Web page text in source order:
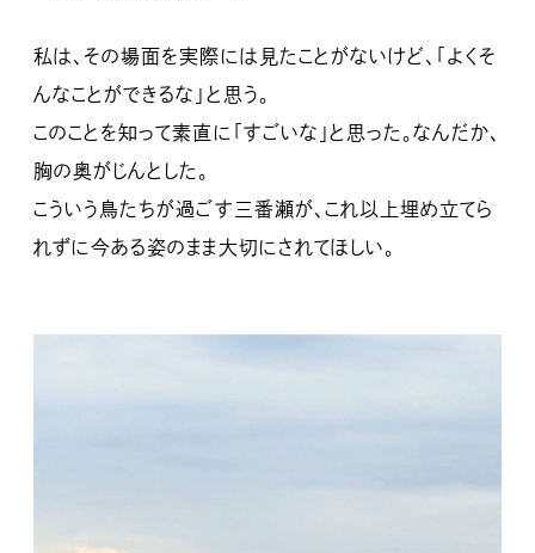
私は、その場面を実際には見たことがないけど、「よくそ
んなことができるな」と思う。
このことを知って素直に「すごいな」と思った。なんだか、
胸の奥がじんとした。
こういう鳥たちが過ごす三番瀬が、これ以上埋め立てら
れずに今ある姿のまま大切にされてほしい。